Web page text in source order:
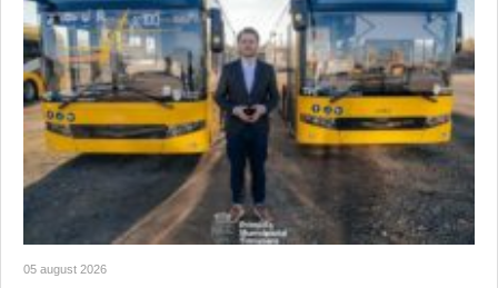
05 august 2026